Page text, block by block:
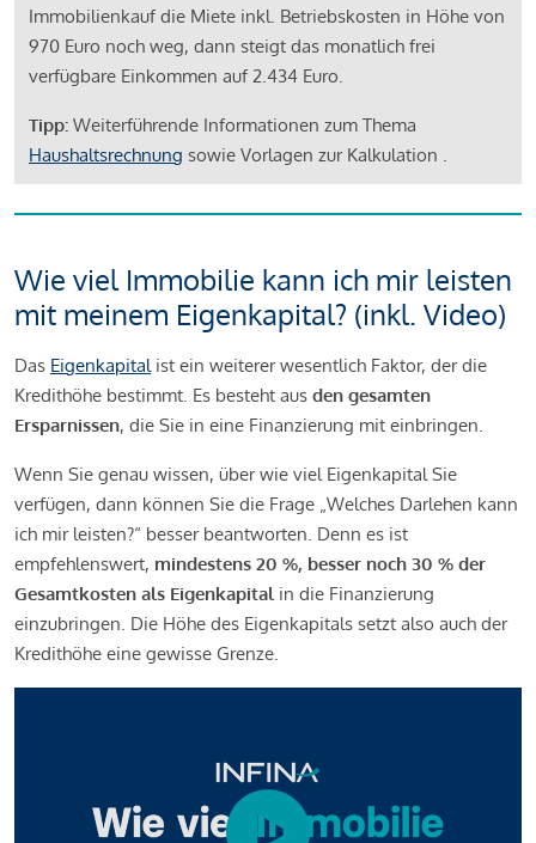
Immobilienkauf die Miete inkl. Betriebskosten in Höhe von
970 Euro noch weg, dann steigt das monatlich frei
verfügbare Einkommen auf 2.434 Euro.
Tipp: Weiterführende Informationen zum Thema
Haushaltsrechnung sowie Vorlagen zur Kalkulation .
Wie viel Immobilie kann ich mir leisten
mit meinem Eigenkapital? (inkl. Video)
Das Eigenkapitalist ein weiterer wesentlich Faktor, der die
Kredithöhe bestimmt. Es besteht aus den gesamten
Ersparnissen, die Sie in eine Finanzierung mit einbringen.
Wenn Sie genau wissen, über wie viel Eigenkapital Sie
verfügen, dann können Sie die Frage „Welches Darlehen kann
ich mir leisten?“ besser beantworten. Denn es ist
empfehlenswert, mindestens 20 %, besser noch 30 % der
Gesamtkosten als Eigenkapital in die Finanzierung
einzubringen. Die Höhe des Eigenkapitals setzt also auch der
Kredithöhe eine gewisse Grenze.